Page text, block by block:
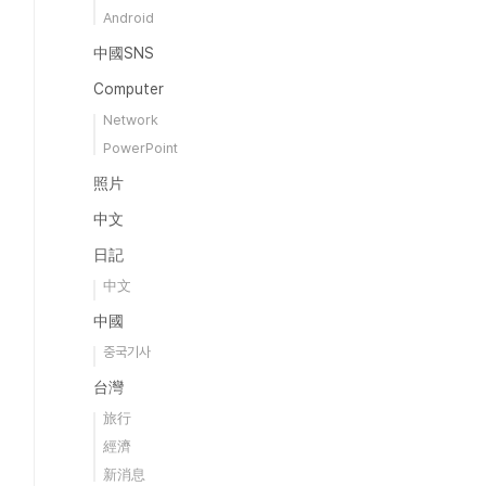
Android
中國SNS
Computer
Network
PowerPoint
照片
中文
日記
中文
中國
중국기사
台灣
旅行
經濟
新消息